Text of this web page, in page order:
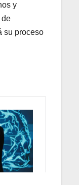
y
de
su proceso